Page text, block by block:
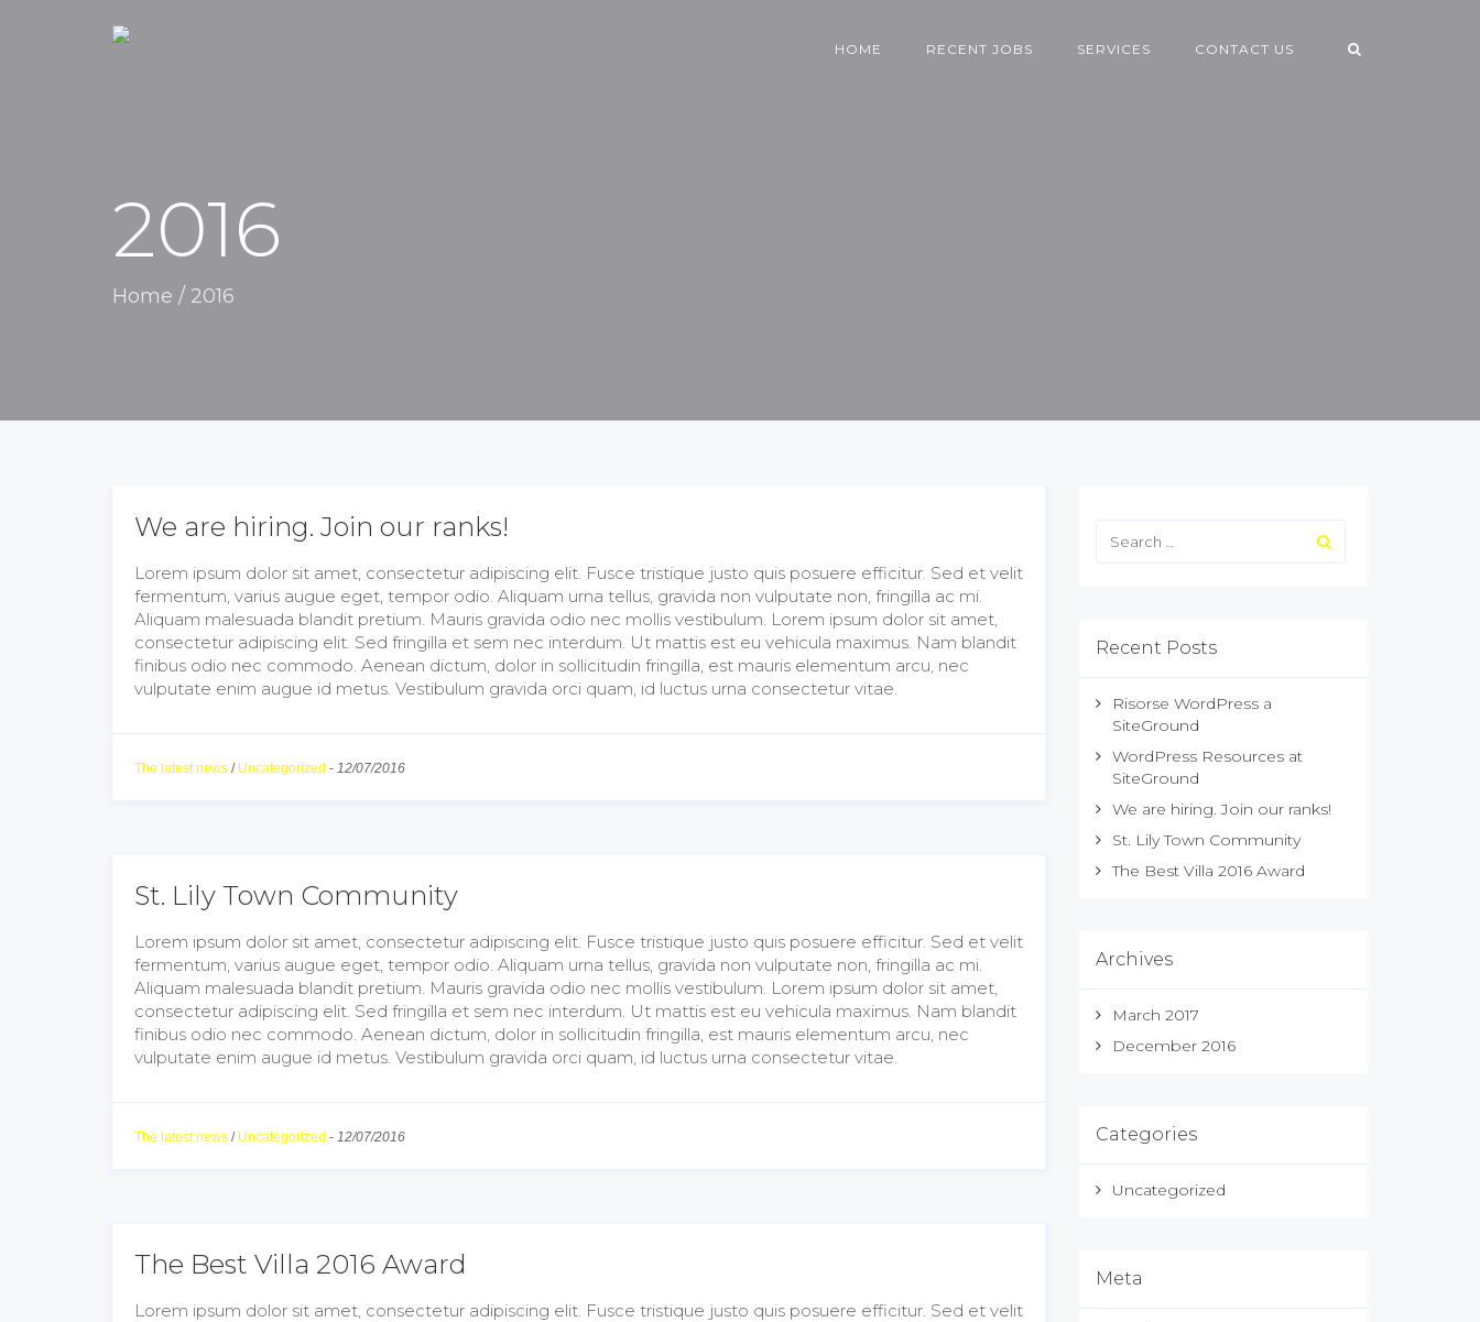
HOME RECENT JOBS SERVICES CONTACT US
2016
Home / 2016
We are hiring. Join our ranks!
Lorem ipsum dolor sit amet, consectetur adipiscing elit. Fusce tristique justo quis posuere efficitur. Sed et velit
fermentum, varius augue eget, tempor odio. Aliquam urna tellus, gravida non vulputate non, fringilla ac mi.
Aliquam malesuada blandit pretium. Mauris gravida odio nec mollis vestibulum. Lorem ipsum dolor sit amet,
consectetur adipiscing elit. Sed fringilla et sem nec interdum. Ut mattis est eu vehicula maximus. Nam blandit
finibus odio nec commodo. Aenean dictum, dolor in sollicitudin fringilla, est mauris elementum arcu, nec
vulputate enim augue id metus. Vestibulum gravida orci quam, id luctus urna consectetur vitae.
The latest news / Uncategorized - 12/07/2016
St. Lily Town Community
Lorem ipsum dolor sit amet, consectetur adipiscing elit. Fusce tristique justo quis posuere efficitur. Sed et velit
fermentum, varius augue eget, tempor odio. Aliquam urna tellus, gravida non vulputate non, fringilla ac mi.
Aliquam malesuada blandit pretium. Mauris gravida odio nec mollis vestibulum. Lorem ipsum dolor sit amet,
consectetur adipiscing elit. Sed fringilla et sem nec interdum. Ut mattis est eu vehicula maximus. Nam blandit
finibus odio nec commodo. Aenean dictum, dolor in sollicitudin fringilla, est mauris elementum arcu, nec
vulputate enim augue id metus. Vestibulum gravida orci quam, id luctus urna consectetur vitae.
The latest news / Uncategorized - 12/07/2016
The Best Villa 2016 Award
Lorem ipsum dolor sit amet, consectetur adipiscing elit. Fusce tristique justo quis posuere efficitur. Sed et velit
Recent Posts
Risorse WordPress a
SiteGround
WordPress Resources at
SiteGround
We are hiring. Join our ranks!
St. Lily Town Community
The Best Villa 2016 Award
Archives
March 2017
December 2016
Categories
Uncategorized
Meta